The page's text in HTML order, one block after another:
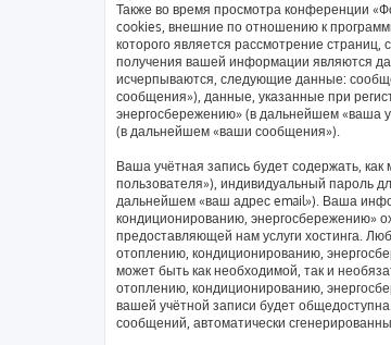
Также во время просмотра конференции
cookies, внешние по отношению к
которого является рассмотрение
получения вашей информации являются
исчерпываются, следующие данные:
сообщения»), данные, указанные при
энергосбережению» (в дальнейшем «ваша
(в дальнейшем «ваши сообщения»).
Ваша учётная запись будет содержать,
пользователя»), индивидуальный пароль
дальнейшем «ваш адрес email»). Ваша
кондиционированию, энергосбережению»
предоставляющей нам услуги хостинга.
отоплению, кондиционированию,
может быть как необходимой, так и
отоплению, кондиционированию,
вашей учётной записи будет
сообщений, автоматически